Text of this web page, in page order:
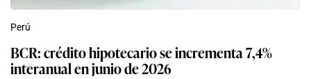
Perú
BCR: crédito hipotecario se incrementa 7,4%
interanual en junio de 2026